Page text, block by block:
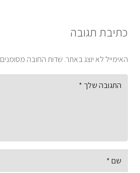
כתיבת תגובה
האימייל לא יוצג באתר. שדות החובה מסומנים